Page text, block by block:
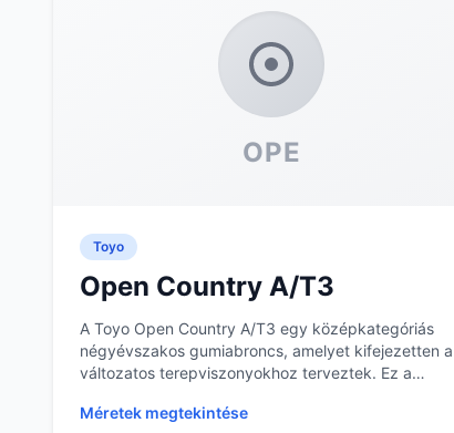
OPE
Toyo
Open Country A/T3
A Toyo Open Country A/T3 egy középkategóriás
négyévszakos gumiabroncs, amelyet kifejezetten a
változatos terepviszonyokhoz terveztek. Ez a
Méretek megtekintése